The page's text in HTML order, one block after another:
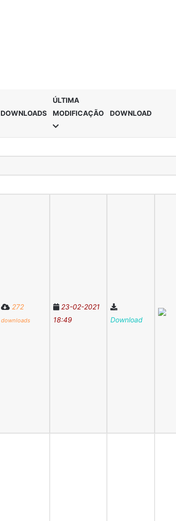
DOWNLOADS
ÚLTIMA
MODIFICAÇÃO
DOWNLOAD
272
downloads
23-02-2021
18:49
Download